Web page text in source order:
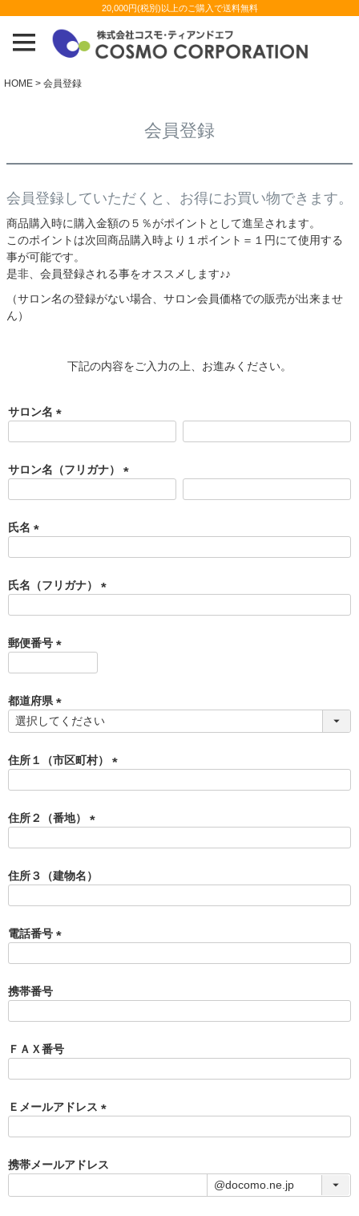
20,000円(税別)以上のご購入で送料無料
HOME 会員登録
会員登録
会員登録していただくと、お得にお買い物できます。
商品購入時に購入金額の５％がポイントとして進呈されます。
このポイントは次回商品購入時より１ポイント＝１円にて使用する
事が可能です。
是非、会員登録される事をオススメします♪♪
（サロン名の登録がない場合、サロン会員価格での販売が出来ませ
ん）
下記の内容をご入力の上、お進みください。
サロン名
須
)
サロン名（フリガナ）
)
氏名
須
)
氏名（フリガナ）
郵便番号
須
)
都道府県
(
須
)
住所１（市区町村）
)
住所２（番地）
須
)
住所３（建物名）
電話番号
)
携帯番号
ＦＡＸ番号
Ｅメールアドレス
須
)
携帯メールアドレス